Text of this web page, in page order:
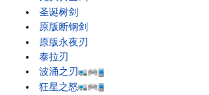
圣诞树剑
原版断钢剑
原版永夜刃
泰拉刃
波涌之刃
狂星之怒